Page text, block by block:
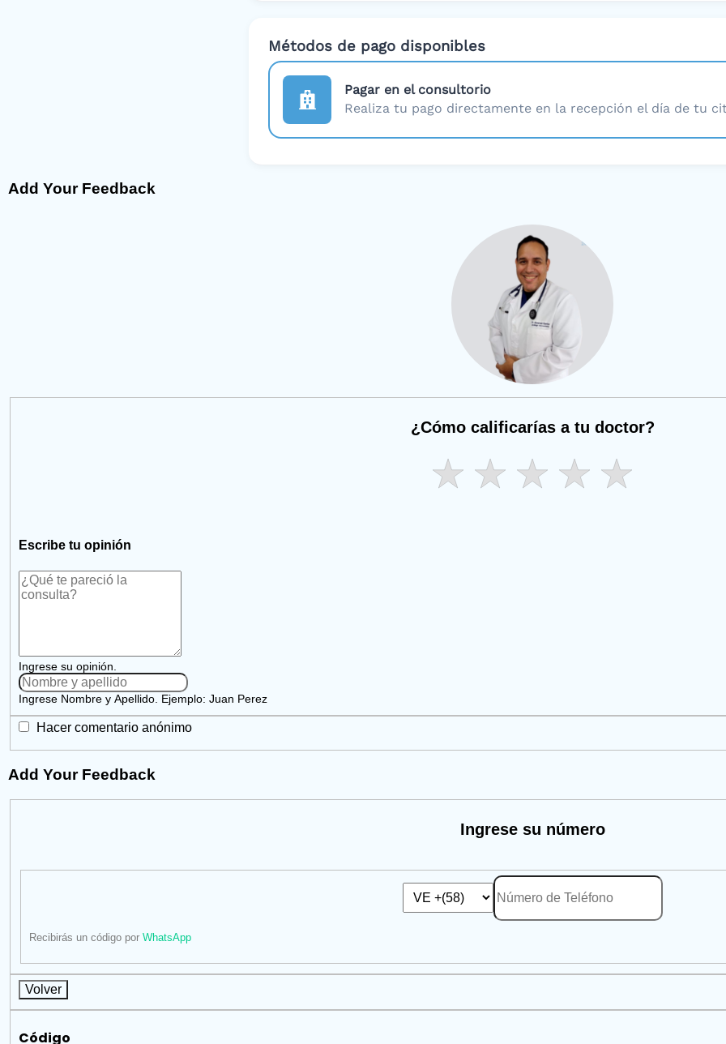
Métodos de pago disponibles
Pagar en el consultorio
Realiza tu pago directamente en la recepción el día de tu
Add Your Feedback
¿Cómo calificarías a tu doctor?
Escribe tu opinión
Ingrese su opinión.
Ingrese Nombre y Apellido. Ejemplo: Juan Perez
Hacer comentario anónimo
Add Your Feedback
Ingrese su número
Recibirás un código por WhatsApp
Volver
Código